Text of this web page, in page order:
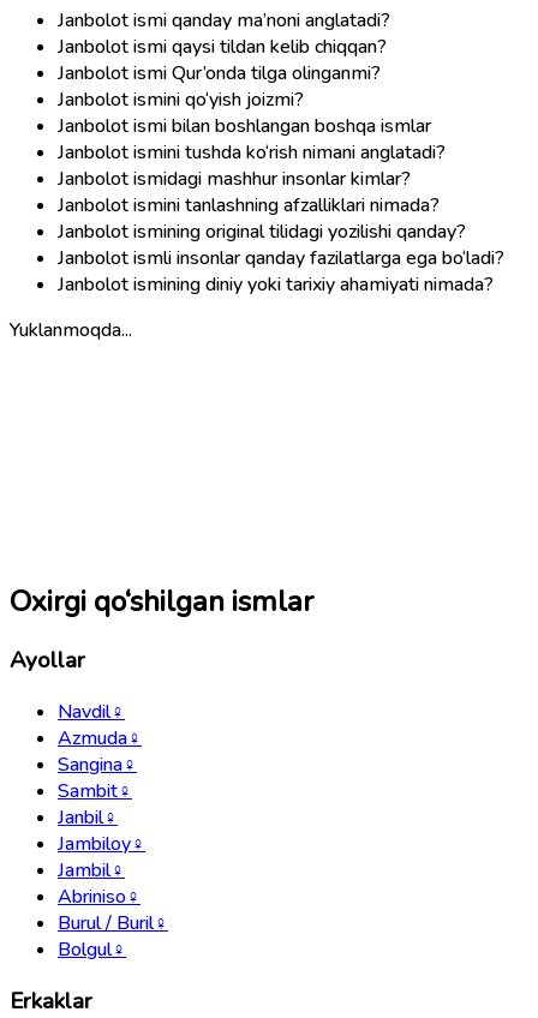
Janbolot ismi qanday ma’noni anglatadi?
Janbolot ismi qaysi tildan kelib chiqqan?
Janbolot ismi Qur’onda tilga olinganmi?
Janbolot ismini qo‘yish joizmi?
Janbolot ismi bilan boshlangan boshqa ismlar
Janbolot ismini tushda ko‘rish nimani anglatadi?
Janbolot ismidagi mashhur insonlar kimlar?
Janbolot ismini tanlashning afzalliklari nimada?
Janbolot ismining original tilidagi yozilishi qanday?
Janbolot ismli insonlar qanday fazilatlarga ega bo‘ladi?
Janbolot ismining diniy yoki tarixiy ahamiyati nimada?
Yuklanmoqda...
Oxirgi qo‘shilgan ismlar
Ayollar
Navdil♀
Azmuda♀
Sangina♀
Sambit♀
Janbil♀
Jambiloy♀
Jambil♀
Abriniso♀
Burul / Buril♀
Bolgul♀
Erkaklar